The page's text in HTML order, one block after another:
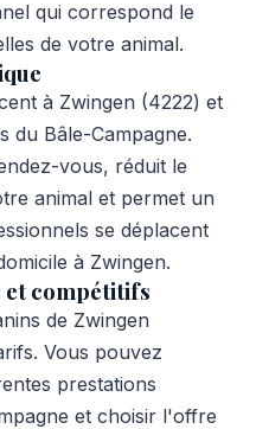
qui correspond le
de votre animal.
à Zwingen (4222) et
du Bâle-Campagne.
vous, réduit le
animal et permet un
se déplacent
à Zwingen.
compétitifs
de Zwingen
Vous pouvez
prestations
et choisir l'offre